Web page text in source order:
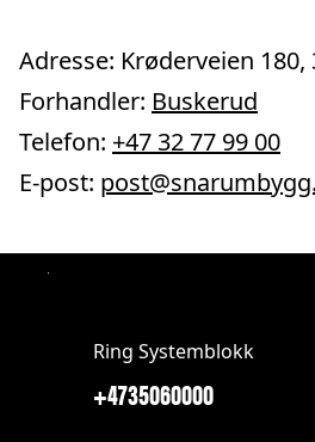
Adresse: Krøderveien 180,
Forhandler: Buskerud
Telefon: +47 32 77 99 00
E-post:
Ring Systemblokk
+4735060000